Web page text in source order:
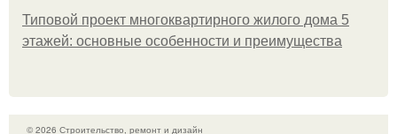
Типовой проект многоквартирного жилого дома 5
этажей: основные особенности и преимущества
© 2026 Строительство, ремонт и дизайн